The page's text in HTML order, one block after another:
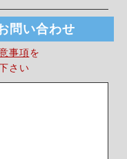
問い合わせ
事項を
さい